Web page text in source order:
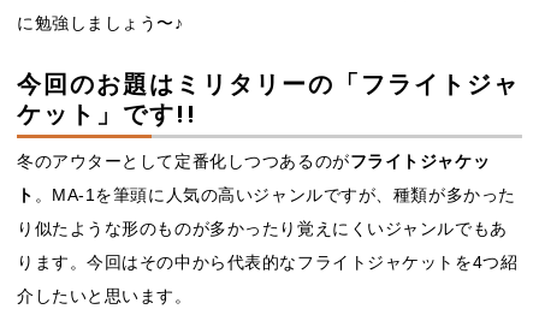
に勉強しましょう〜♪
今回のお題はミリタリーの「フライトジャ
ケット」です!!
冬のアウターとして定番化しつつあるのがフライトジャケッ
ト 。MA-1を筆頭に人気の高いジャンルですが、種類が多かった
り似たような形のものが多かったり覚えにくいジャンルでもあ
ります。今回はその中から代表的なフライトジャケットを4つ紹
介したいと思います。